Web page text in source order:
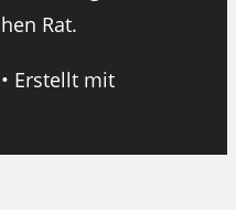
Rat.
• Erstellt mit